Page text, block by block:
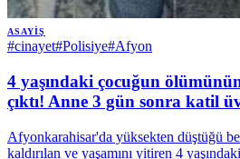
ASAYIŞ
#cinayet#Polisiye#Afyon
4 yaşındaki çocuğun
çıktı! Anne 3 gün sonra katil
Afyonkarahisar'da yüksekten düştüğü
kaldırılan ve yaşamını yitiren 4